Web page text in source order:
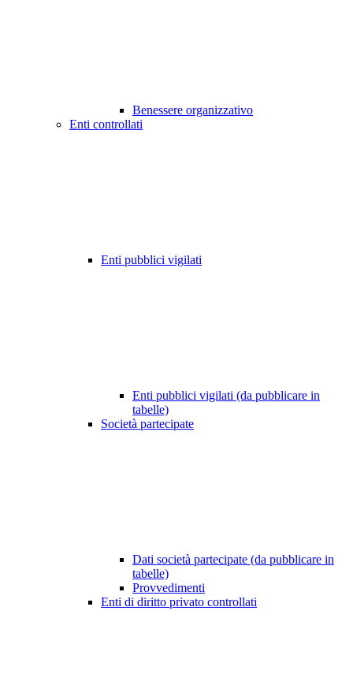
Benessere organizzativo
Enti controllati
Enti pubblici vigilati
Enti pubblici vigilati (da pubblicare in
tabelle)
Società partecipate
Dati società partecipate (da pubblicare in
tabelle)
Provvedimenti
Enti di diritto privato controllati